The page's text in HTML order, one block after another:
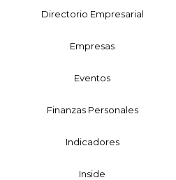
Directorio Empresarial
Empresas
Eventos
Finanzas Personales
Indicadores
Inside